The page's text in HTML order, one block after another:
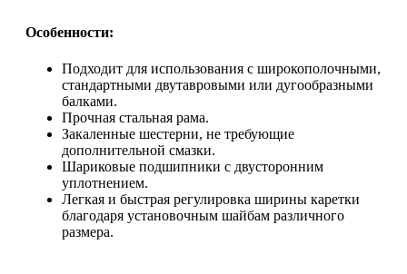
Особенности:
Подходит для использования с широкополочными,
стандартными двутавровыми или дугообразными
балками.
Прочная стальная рама.
Закаленные шестерни, не требующие
дополнительной смазки.
Шариковые подшипники с двусторонним
уплотнением.
Легкая и быстрая регулировка ширины каретки
благодаря установочным шайбам различного
размера.